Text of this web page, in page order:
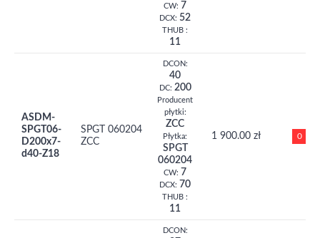
CW: 7
DCX: 52
THUB :
11
ASDM-
SPGT06-
D200x7-
d40-Z18
SPGT 060204
ZCC
DCON:
40
DC: 200
Producent
płytki:
ZCC
Płytka:
SPGT
060204
CW: 7
DCX: 70
THUB :
11
1 900.00 zł 0
DCON: